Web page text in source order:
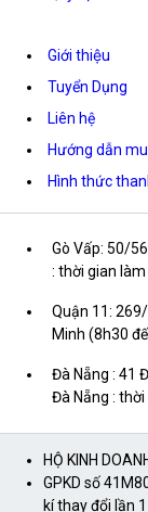
Giới thiệu
Tuyển Dụng
Liên hệ
Hướng dẫn
Hình thức
Gò Vấp: 50/
: thời gian
Quận 11:
Minh (8h30
Đà Nẵng : 41
Đà Nẵng :
HỘ KINH
GPKD số
kí thay đổi lần